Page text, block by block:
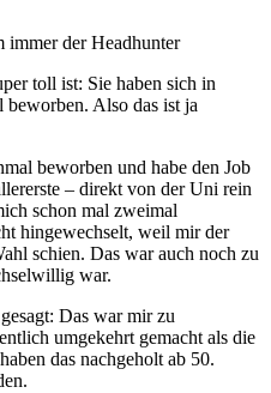
immer der Headhunter
toll ist: Sie haben sich in
Also das ist ja
beworben und habe den Job
– direkt von der Uni rein
schon mal zweimal
hingewechselt, weil mir der
schien. Das war auch noch zu
war.
Das war mir zu
umgekehrt gemacht als die
das nachgeholt ab 50.